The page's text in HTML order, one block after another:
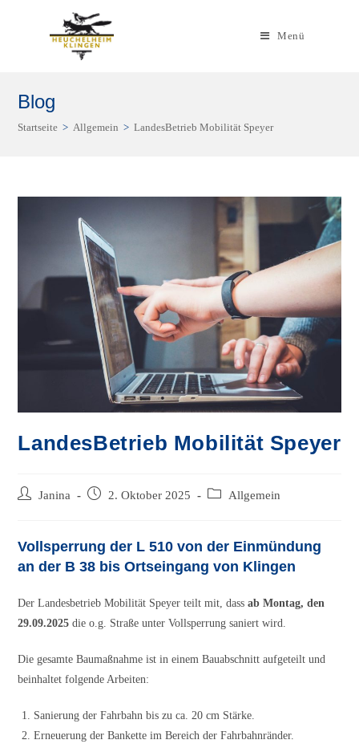
Menü
Blog
Startseite > Allgemein > LandesBetrieb Mobilität Speyer
LandesBetrieb Mobilität Speyer
Beitrags-
Janina
Beitrag2. Oktober 2025
Beitrags-Allgemein
Vollsperrung der L 510 von der Einmündung
an der B 38 bis Ortseingang von Klingen
Der Landesbetrieb Mobilität Speyer teilt mit, dassab Montag, den
29.09.2025 die o.g. Straße unter Vollsperrung saniert wird.
Die gesamte Baumaßnahme ist in einem Bauabschnitt aufgeteilt und
beinhaltet folgende Arbeiten:
Sanierung der Fahrbahn bis zu ca. 20 cm Stärke.
Erneuerung der Bankette im Bereich der Fahrbahnränder.